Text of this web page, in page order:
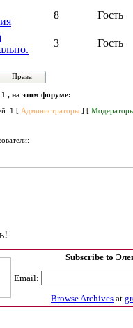
8
Гость
3 Гость
Права
, на этом форуме:
1 [ Администраторы ] [
Subscribe to
Email:
Browse Archives at